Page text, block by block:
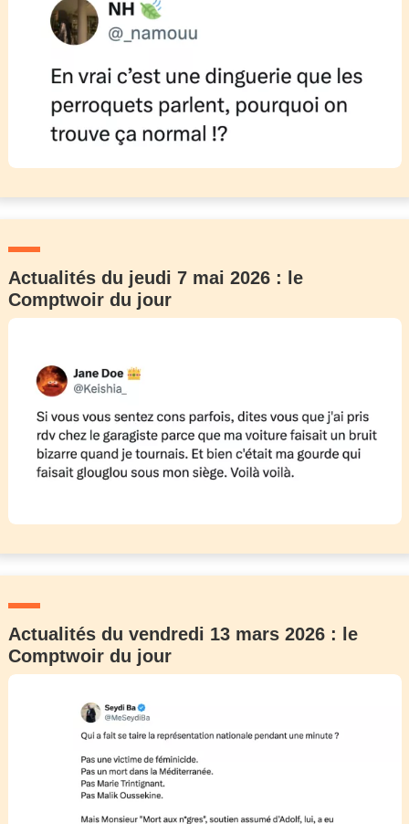
Actualités du jeudi 7 mai 2026 : le
Comptwoir du jour
Actualités du vendredi 13 mars 2026 : le
Comptwoir du jour